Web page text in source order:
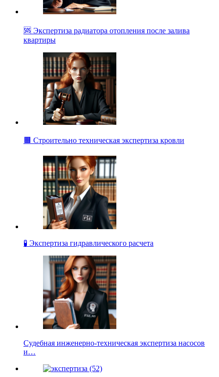
🆘 Экспертиза радиатора отопления после залива
квартиры
🟧 Строительно техническая экспертиза кровли
🧪 Экспертиза гидравлического расчета
Судебная инженерно-техническая экспертиза насосов
и…